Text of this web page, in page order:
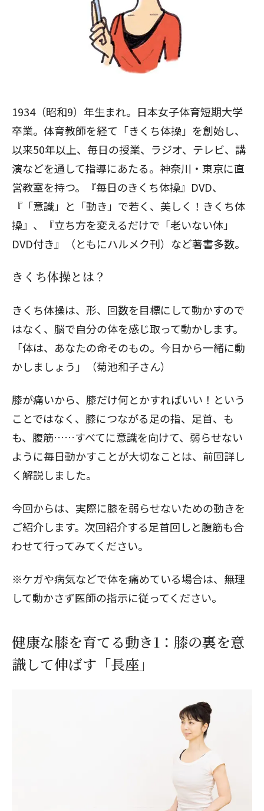
1934（昭和9）年生まれ。日本女子体育短期大学
卒業。体育教師を経て「きくち体操」を創始し、
以来50年以上、毎日の授業、ラジオ、テレビ、講
演などを通して指導にあたる。神奈川・東京に直
営教室を持つ。
『毎日のきくち体操』DVD、
『「意識」と「動き」で若く、美しく！きくち体
操』 、
『立ち方を変えるだけで「老いない体」
DVD付き』
（ともにハルメク刊）など著書多数。
きくち体操とは？
きくち体操は、形、回数を目標にして動かすので
はなく、脳で自分の体を感じ取って動かします。
「体は、あなたの命そのもの。今日から一緒に動
かしましょう」（菊池和子さん）
膝が痛いから、膝だけ何とかすればいい！という
ことではなく、膝につながる足の指、足首、も
も、腹筋……すべてに意識を向けて、弱らせない
ように毎日動かすことが大切なことは、 前回詳し
く解説しました。
今回からは、実際に膝を弱らせないための動きを
ご紹介します。次回紹介する足首回しと腹筋も合
わせて行ってみてください。
※ケガや病気などで体を痛めている場合は、無理
して動かさず医師の指示に従ってください。
健康な膝を育てる動き1：膝の裏を意
識して伸ばす「長座」